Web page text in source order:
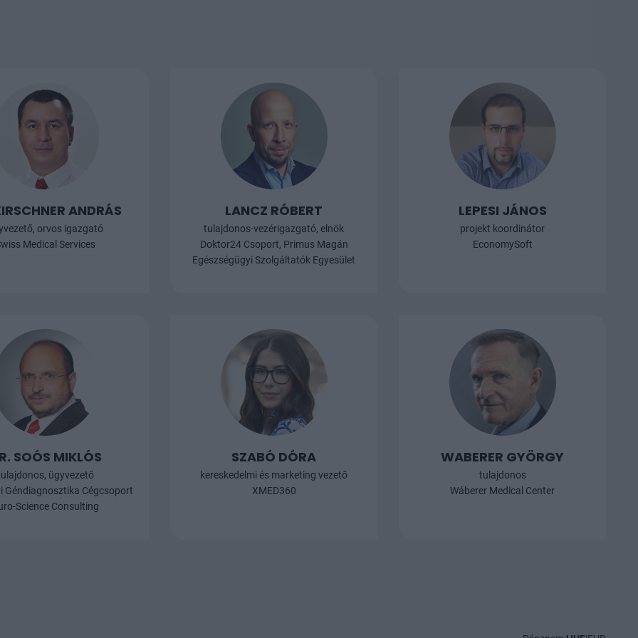
alapján a korábbi
23) után ismét
állt a piac, és a
is döntő szerepe
finanszírozási
szektor legfontosabb szakmai
találkozója, és fontos információ
addig is: a rendkívül kedvezményes
extra early bird jegyár már csak egy
egészségügyben nagy tervek
körvonalazódnak, a magánpiaci
szereplők pedig eltérő
felkészültséggel várják a komoly
változásokat. A konferencia részletes
programja és regisztráció már
ANDRÁS
orvos igazgató
Medical Services
LANCZ RÓBERT
tulajdonos-vezérigazgató, elnök
Doktor24 Csoport, Primus Magán
Egészségügyi Szolgáltatók Egyesület
LEPESI JÁNOS
projekt koordinátor
EconomySoft
SOÓS MIKLÓS
ügyvezető
Géndiagnosztika Cégcsoport
Science Consulting
SZABÓ DÓRA
kereskedelmi és marketing vezető
XMED360
WABERER GYÖRGY
tulajdonos
Wáberer Medical Center